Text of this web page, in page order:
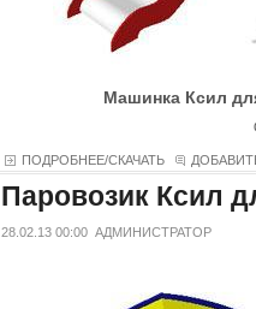
Машинка Ксил
ПОДРОБНЕЕ/СКАЧАТЬ
Паровозик Ксил
28.02.13 00:00 АДМИНИСТРАТОР